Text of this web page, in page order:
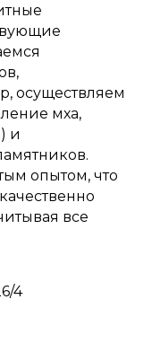
осуществляем
мха,
и
опытом, что
все
4